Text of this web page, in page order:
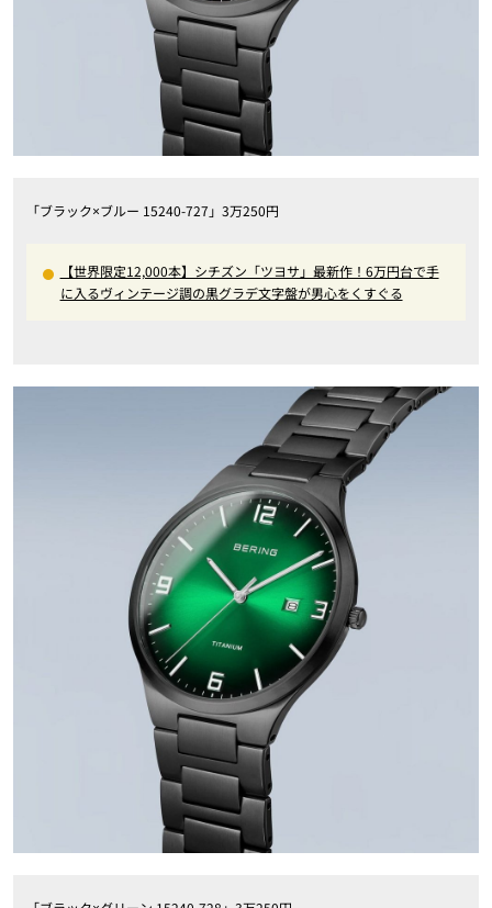
「ブラック×ブルー 15240-727」3万250円
【世界限定12,000本】シチズン「ツヨサ」最新作！6万円台で手
に入るヴィンテージ調の黒グラデ文字盤が男心をくすぐる